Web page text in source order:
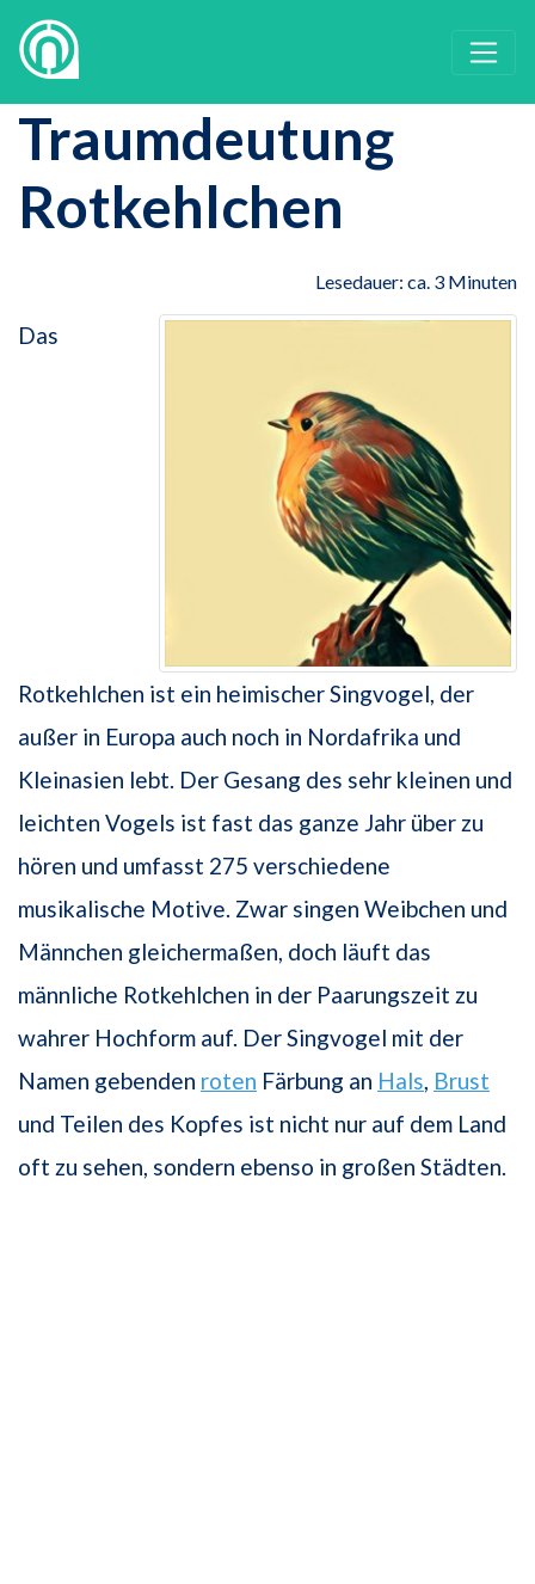
Traumdeutung
Rotkehlchen
Lesedauer: ca. 3 Minuten
Das
Rotkehlchen ist ein heimischer Singvogel, der
außer in Europa auch noch in Nordafrika und
Kleinasien lebt. Der Gesang des sehr kleinen und
leichten Vogels ist fast das ganze Jahr über zu
hören und umfasst 275 verschiedene
musikalische Motive. Zwar singen Weibchen und
Männchen gleichermaßen, doch läuft das
männliche Rotkehlchen in der Paarungszeit zu
wahrer Hochform auf. Der Singvogel mit der
Namen gebenden roten Färbung an Hals, Brust
und Teilen des Kopfes ist nicht nur auf dem Land
oft zu sehen, sondern ebenso in großen Städten.